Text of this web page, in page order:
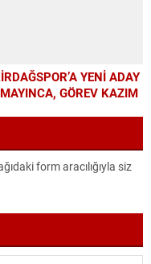
YENİ ADAY
GÖREV KAZIM
form aracılığıyla siz